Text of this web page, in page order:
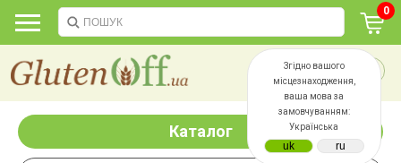
Згідно вашого
місцезнаходження,
ваша мова за
замовчуванням:
Українська
0
Каталог